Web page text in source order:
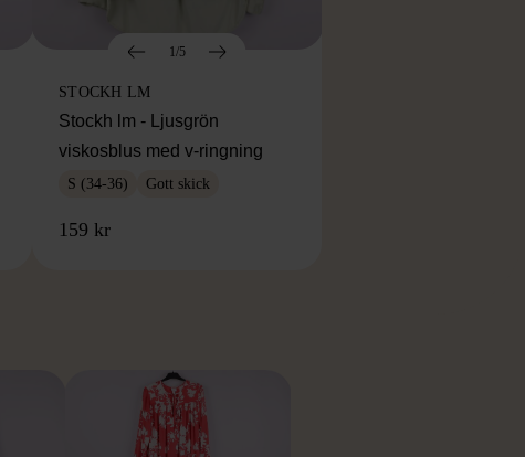
1/5
STOCKH LM
Stockh lm - Ljusgrön
viskosblus med v-ringning
S (34-36) Gott skick
159 kr